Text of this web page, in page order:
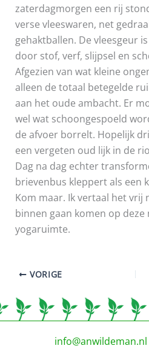
zaterdagmorgen een rij
verse vleeswaren, net
gehaktballen. De vleesgeur
door stof, verf, slijpsel en
Afgezien van wat kleine
alleen de totaal betegelde
aan het oude ambacht. Er
wel wat schoongespoeld
de afvoer borrelt. Hopelijk
een vergeten oud lijk in de
Dag na dag echter
brievenbus kleppert als een
Kom maar. Ik vertaal het vrij
binnen gaan komen op deze
yogaruimte.
VORIGE
info@anwildeman.nl